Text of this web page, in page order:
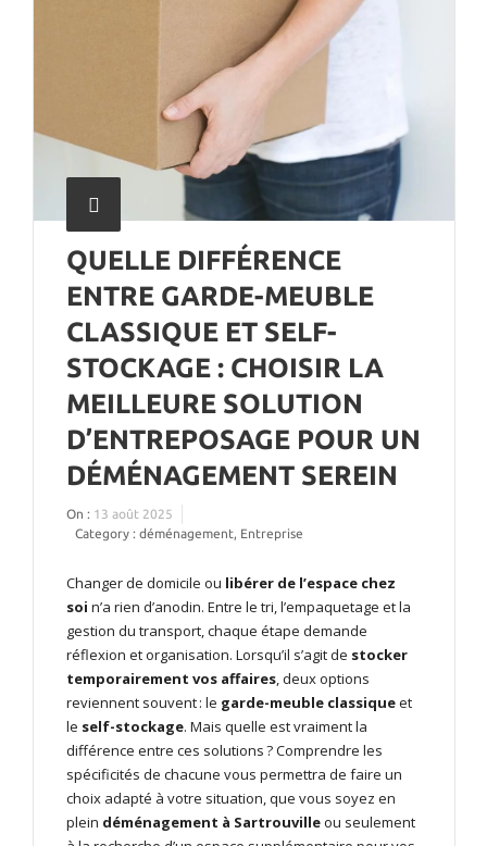
QUELLE DIFFÉRENCE
ENTRE GARDE-MEUBLE
CLASSIQUE ET SELF-
STOCKAGE : CHOISIR LA
MEILLEURE SOLUTION
D’ENTREPOSAGE POUR UN
DÉMÉNAGEMENT SEREIN
On : 13 août 2025
Category : déménagement, Entreprise
Changer de domicile ou libérer de l’espace chez
soi n’a rien d’anodin. Entre le tri, l’empaquetage et la
gestion du transport, chaque étape demande
réflexion et organisation. Lorsqu’il s’agit de stocker
temporairement vos affaires, deux options
reviennent souvent : le garde-meuble classiqueet
le self-stockage. Mais quelle est vraiment la
différence entre ces solutions ? Comprendre les
spécificités de chacune vous permettra de faire un
choix adapté à votre situation, que vous soyez en
plein déménagement à Sartrouvilleou seulement